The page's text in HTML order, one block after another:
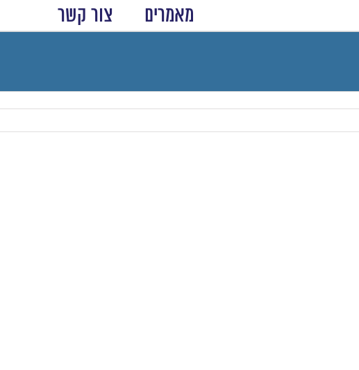
מאמרים
צור קשר